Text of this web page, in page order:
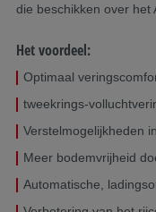
die beschikken over het
Het voordeel:
Optimaal
tweekrings-
Verstelmogelijkheden
Meer bodemvrijheid
Automatische,